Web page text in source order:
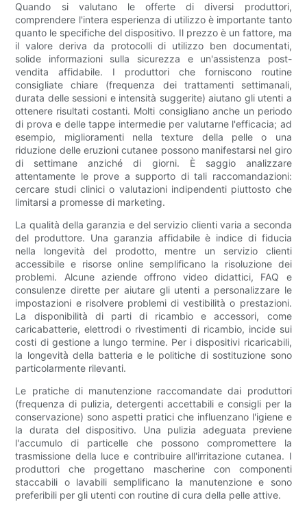
Quando si valutano le offerte di diversi produttori,
comprendere l'intera esperienza di utilizzo è importante tanto
quanto le specifiche del dispositivo. Il prezzo è un fattore, ma
il valore deriva da protocolli di utilizzo ben documentati,
solide informazioni sulla sicurezza e un'assistenza post-
vendita affidabile. I produttori che forniscono routine
consigliate chiare (frequenza dei trattamenti settimanali,
durata delle sessioni e intensità suggerite) aiutano gli utenti a
ottenere risultati costanti. Molti consigliano anche un periodo
di prova e delle tappe intermedie per valutarne l'efficacia; ad
esempio, miglioramenti nella texture della pelle o una
riduzione delle eruzioni cutanee possono manifestarsi nel giro
di settimane anziché di giorni. È saggio analizzare
attentamente le prove a supporto di tali raccomandazioni:
cercare studi clinici o valutazioni indipendenti piuttosto che
limitarsi a promesse di marketing.
La qualità della garanzia e del servizio clienti varia a seconda
del produttore. Una garanzia affidabile è indice di fiducia
nella longevità del prodotto, mentre un servizio clienti
accessibile e risorse online semplificano la risoluzione dei
problemi. Alcune aziende offrono video didattici, FAQ e
consulenze dirette per aiutare gli utenti a personalizzare le
impostazioni e risolvere problemi di vestibilità o prestazioni.
La disponibilità di parti di ricambio e accessori, come
caricabatterie, elettrodi o rivestimenti di ricambio, incide sui
costi di gestione a lungo termine. Per i dispositivi ricaricabili,
la longevità della batteria e le politiche di sostituzione sono
particolarmente rilevanti.
Le pratiche di manutenzione raccomandate dai produttori
(frequenza di pulizia, detergenti accettabili e consigli per la
conservazione) sono aspetti pratici che influenzano l'igiene e
la durata del dispositivo. Una pulizia adeguata previene
l'accumulo di particelle che possono compromettere la
trasmissione della luce e contribuire all'irritazione cutanea. I
produttori che progettano mascherine con componenti
staccabili o lavabili semplificano la manutenzione e sono
preferibili per gli utenti con routine di cura della pelle attive.